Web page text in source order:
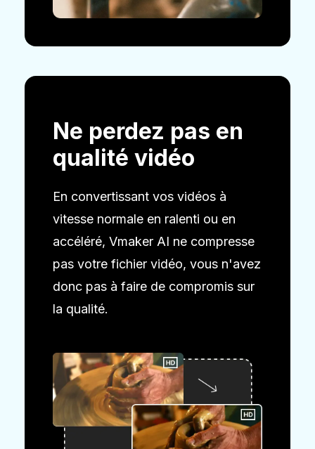
Ne perdez pas en
qualité vidéo
En convertissant vos vidéos à
vitesse normale en ralenti ou en
accéléré, Vmaker AI ne compresse
pas votre fichier vidéo, vous n'avez
donc pas à faire de compromis sur
la qualité.